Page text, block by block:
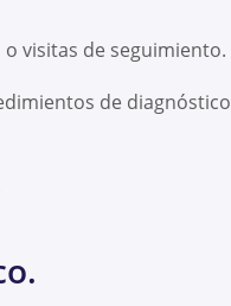
visitas de seguimiento.
de diagnóstico